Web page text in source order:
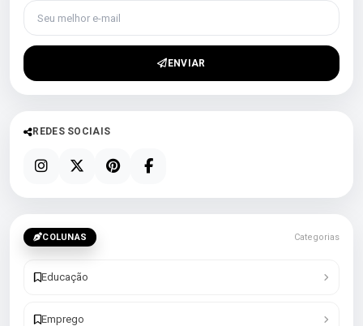
Seu melhor e-mail
ENVIAR
REDES SOCIAIS
COLUNAS Categorias
Educação
Emprego